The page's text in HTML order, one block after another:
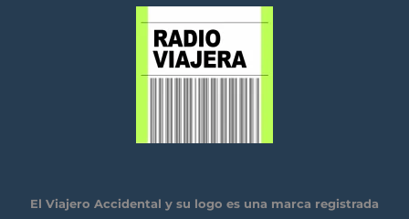
El Viajero Accidental y su logo es una marca registrada